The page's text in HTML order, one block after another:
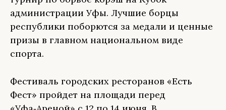
администрации Уфы. Лучшие борцы
республики поборются за медали и ценные
призы в главном национальном виде
спорта.
Фестиваль городских ресторанов «Есть
Фест» пройдет на площади перед